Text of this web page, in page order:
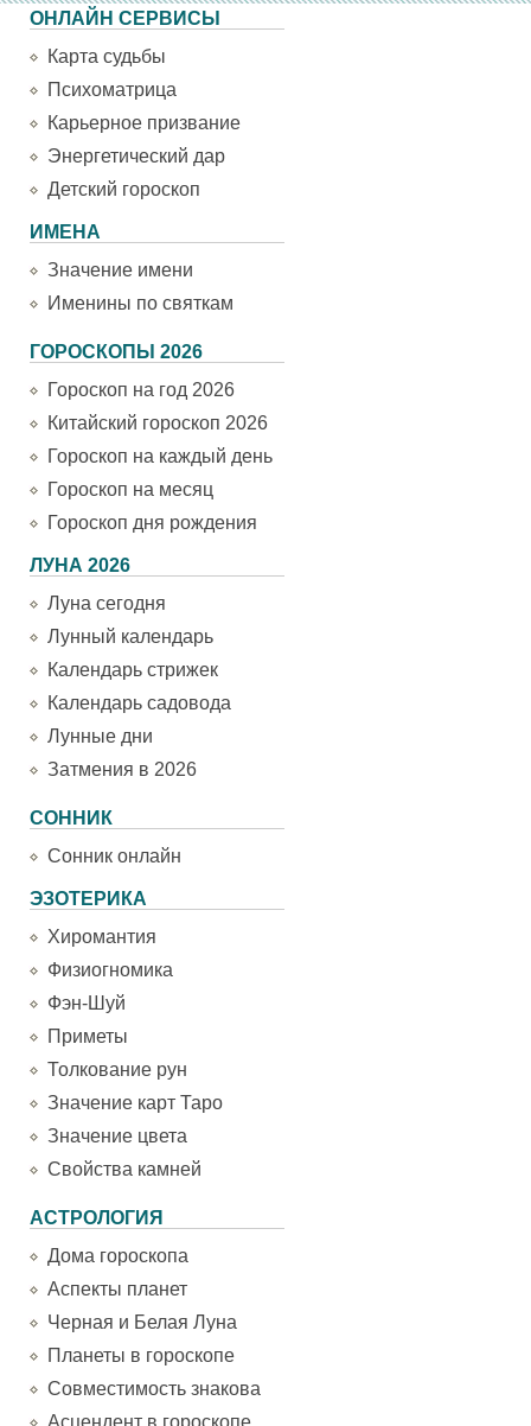
ОНЛАЙН СЕРВИСЫ
Карта судьбы
Психоматрица
Карьерное призвание
Энергетический дар
Детский гороскоп
ИМЕНА
Значение имени
Именины по святкам
ГОРОСКОПЫ 2026
Гороскоп на год 2026
Китайский гороскоп 2026
Гороскоп на каждый день
Гороскоп на месяц
Гороскоп дня рождения
ЛУНА 2026
Луна сегодня
Лунный календарь
Календарь стрижек
Календарь садовода
Лунные дни
Затмения в 2026
СОННИК
Сонник онлайн
ЭЗОТЕРИКА
Хиромантия
Физиогномика
Фэн-Шуй
Приметы
Толкование рун
Значение карт Таро
Значение цвета
Свойства камней
АСТРОЛОГИЯ
Дома гороскопа
Аспекты планет
Черная и Белая Луна
Планеты в гороскопе
Совместимость знакова
Асцендент в гороскопе